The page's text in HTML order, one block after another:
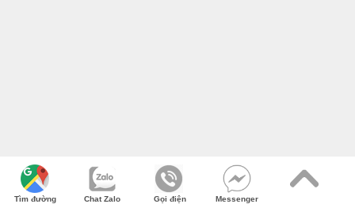
Tìm đường Chat Zalo Gọi điện Messenger